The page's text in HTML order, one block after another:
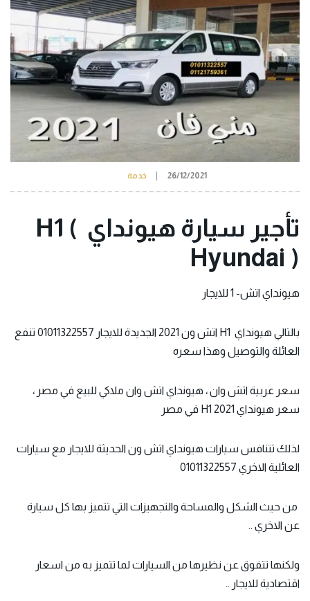
26/12/2021 خدمة
تأجير سيارة هيونداي H1 (
Hyundai )
هيونداي اتش- 1 للايجار
بالتالي هيونداي H1 اتش ون 2021 الجديدة للايجار 01011322557 تنفع
العائلة والتوصيل وهذا سعره
سعر عربية اتش وان ، هيونداي اتش وان ملاكي للبيع في مصر ،
سعر هيونداي H1 2021 في مصر
لذلك تتنافس سيارات هيونداي اتش ون الحديثة للايجار مع سيارات
العائلية الاخري 01011322557
من حيث الشكل والمساحة والتجهيزات التي تتميز بها كل سيارة
عن الاخري ..
ولكنها تتفوق عن نظيرها من السيارات لما تتميز به من اسعار
اقتصادية للايجار ..